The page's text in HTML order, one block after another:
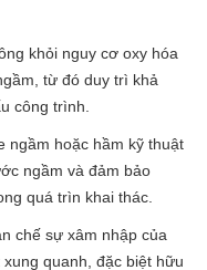
khỏi nguy cơ oxy hóa
từ đó duy trì khả
công trình.
ngầm hoặc hầm kỹ thuật
ngầm và đảm bảo
quá trìn khai thác.
chế sự xâm nhập của
quanh, đặc biệt hữu